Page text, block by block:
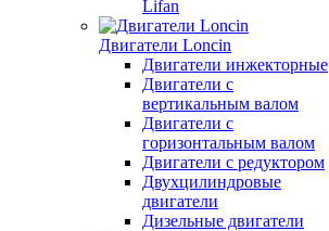
Lifan
Двигатели Loncin
Двигатели инжекторные
Двигатели с
вертикальным валом
Двигатели с
горизонтальным валом
Двигатели с редуктором
Двухцилиндровые
двигатели
Дизельные двигатели